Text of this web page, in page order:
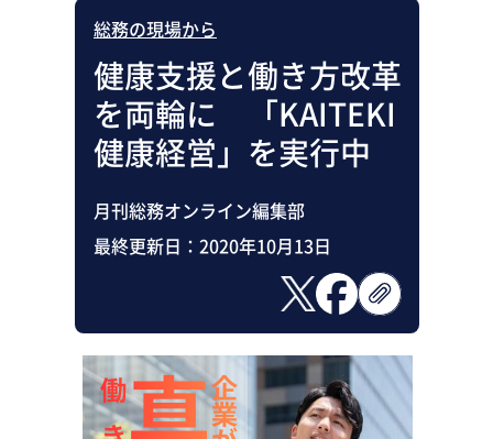
総務の現場から
健康支援と働き方改革
を両輪に 「KAITEKI
健康経営」を実行中
月刊総務オンライン編集部
最終更新日： 2020年10月13日